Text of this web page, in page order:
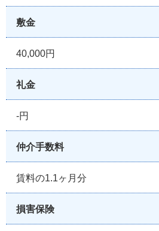
敷金
40,000円
礼金
-円
仲介手数料
賃料の1.1ヶ月分
損害保険